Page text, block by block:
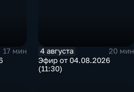
17 мин
4 августа
20 мин
Эфир от 04.08.2026
(11:30)